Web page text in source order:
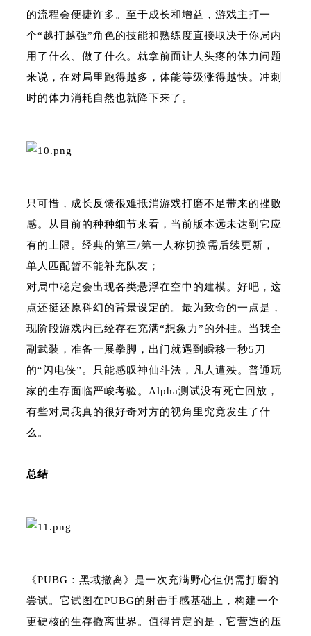
的流程会便捷许多。至于成长和增益，游戏主打一
个“越打越强”角色的技能和熟练度直接取决于你局内
用了什么、做了什么。就拿前面让人头疼的体力问题
来说，在对局里跑得越多，体能等级涨得越快。冲刺
时的体力消耗自然也就降下来了。
只可惜，成长反馈很难抵消游戏打磨不足带来的挫败
感。从目前的种种细节来看，当前版本远未达到它应
有的上限。经典的第三/第一人称切换需后续更新，
单人匹配暂不能补充队友；
对局中稳定会出现各类悬浮在空中的建模。好吧，这
点还挺还原科幻的背景设定的。最为致命的一点是，
现阶段游戏内已经存在充满“想象力”的外挂。当我全
副武装，准备一展拳脚，出门就遇到瞬移一秒5刀
的“闪电侠”。只能感叹神仙斗法，凡人遭殃。普通玩
家的生存面临严峻考验。Alpha测试没有死亡回放，
有些对局我真的很好奇对方的视角里究竟发生了什
么。
总结
《PUBG：黑域撤离》是一次充满野心但仍需打磨的
尝试。它试图在PUBG的射击手感基础上，构建一个
更硬核的生存撤离世界。值得肯定的是，它营造的压